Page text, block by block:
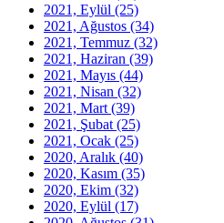
2021, Eylül (25)
2021, Ağustos (34)
2021, Temmuz (32)
2021, Haziran (39)
2021, Mayıs (44)
2021, Nisan (32)
2021, Mart (39)
2021, Şubat (25)
2021, Ocak (25)
2020, Aralık (40)
2020, Kasım (35)
2020, Ekim (32)
2020, Eylül (17)